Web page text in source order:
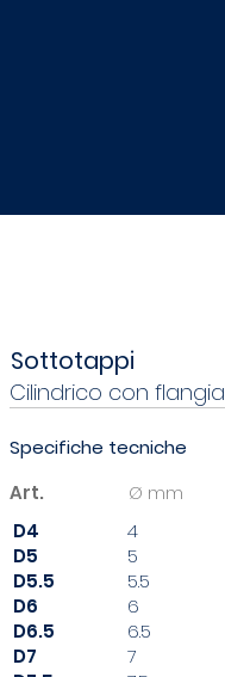
Sottotappi
Cilindrico con flangia
Specifiche tecniche
Art.
D4
D5
D5.5
D6
D6.5
D7
Ø mm
4
5
5.5
6
6.5
7